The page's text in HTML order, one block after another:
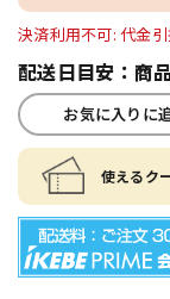
決済利用不可: 代金
配送日目安：商
お気に入りに
使えるク